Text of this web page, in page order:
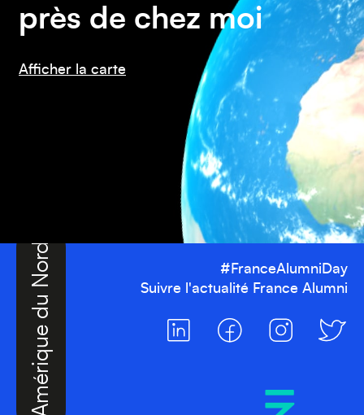
près de chez moi
Afficher la carte
Amérique du Nord
Amérique du Sud
#FranceAlumniDay
Suivre l'actualité France Alumni